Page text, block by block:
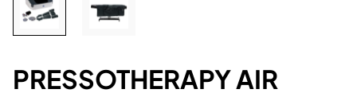
PRESSOTHERAPY AIR